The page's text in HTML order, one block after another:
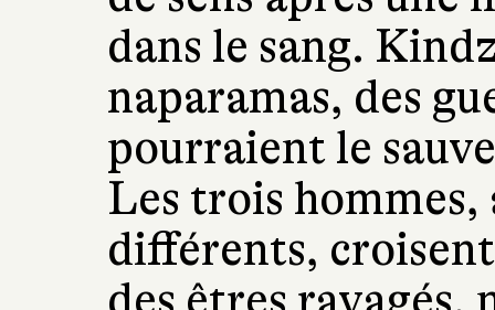
dans le sang.
naparamas, des
pourraient le
Les trois hommes,
différents,